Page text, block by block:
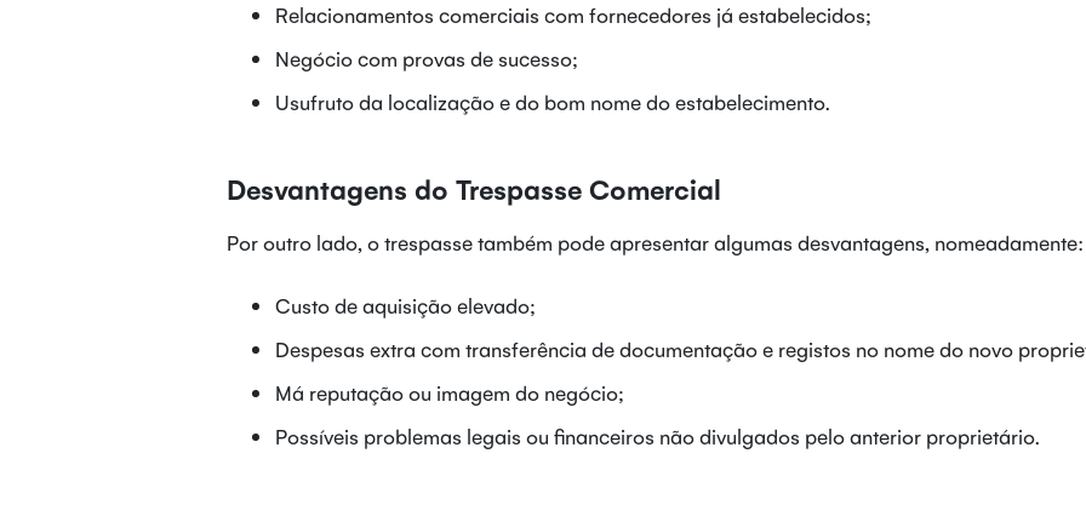
Relacionamentos comerciais com fornecedores já estabelecidos;
Negócio com provas de sucesso;
Usufruto da localização e do bom nome do estabelecimento.
Desvantagens do Trespasse Comercial
Por outro lado, o trespasse também pode apresentar algumas desvantagens, nomeadamente:
Custo de aquisição elevado;
Despesas extra com transferência de documentação e registos no nome do novo
Má reputação ou imagem do negócio;
Possíveis problemas legais ou financeiros não divulgados pelo anterior proprietário.